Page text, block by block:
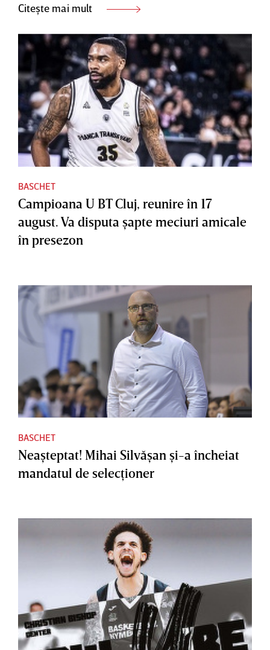
Citește mai mult
BASCHET
Campioana U BT Cluj, reunire în 17
august. Va disputa şapte meciuri amicale
în presezon
BASCHET
Neaşteptat! Mihai Silvăşan şi-a încheiat
mandatul de selecţioner